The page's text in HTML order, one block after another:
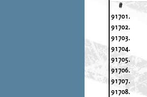
#
91701.
91702.
91703.
91704.
91705.
91706.
91707.
91708.